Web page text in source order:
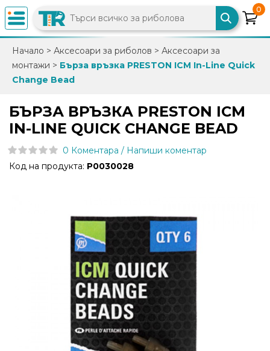
×
0882
892
info@trfish.com
Вход
Промоции
продукти
0
Начало > Аксесоари за риболов > Аксесоари за
монтажи > Бърза връзка PRESTON ICM In-Line Quick
Change Bead
БЪРЗА ВРЪЗКА PRESTON ICM
IN-LINE QUICK CHANGE BEAD
0 Коментара / Напиши коментар
Код на продукта: P0030028